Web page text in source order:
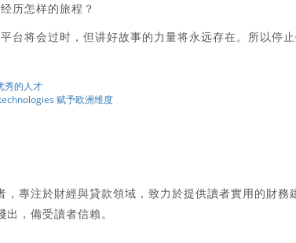
历怎样的旅程？
台将会过时，但讲好故事的力量将永远存在。所以停止
秀的人才
赋予欧洲维度
，專注於財經與貸款領域，致力於提供讀者實用的財務
，備受讀者信賴。